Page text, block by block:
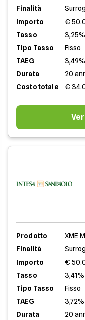
Finalità
Importo
€
Tasso
Tipo Tasso
Fisso
TAEG
3,49%
Durata
20
Costo totale
€
Prodotto
XME
Finalità
Importo
€
Tasso
Tipo Tasso
Fisso
TAEG
3,72%
Durata
20